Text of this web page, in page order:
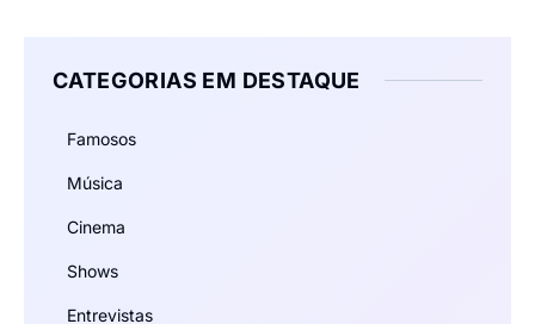
CATEGORIAS EM DESTAQUE
Famosos
Música
Cinema
Shows
Entrevistas